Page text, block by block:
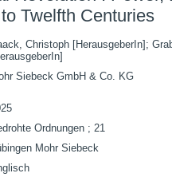
Twelfth Centuries
Christoph [HerausgeberIn];
Siebeck GmbH & Co. KG
Ordnungen ; 21
Mohr Siebeck